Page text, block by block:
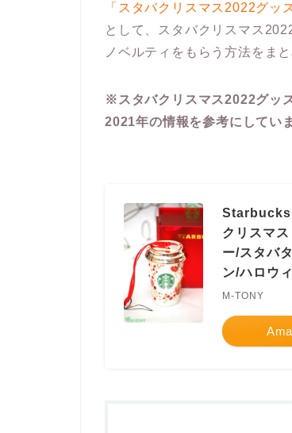
「スタバクリスマス2022グッ
として、スタバクリスマス
ノベルティをもらう方法をま
※スタバクリスマス2022グッ
2021年の情報を参考にしてい
Starbucks
クリスマ
ー/スタバ
ン/ハロウ
M-TONY